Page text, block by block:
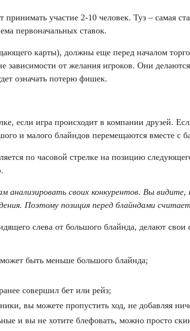
участие 2-10 человек. Туз – самая
первоначальных ставок.
карты), должны еще перед началом
от желания игроков. Они
означать потерю фишек.
если игра происходит в компании друзей.
и малого блайндов перемещаются вместе с
по часовой стрелке на позицию
своих конкурентов. Вы видите,
Поэтому позиция перед блайндами
слева от большого блайнда, делают свои
быть меньше большого блайнда;
совершил бет или рейз;
вы можете пропустить ход, не добавляя
и вы не хотите блефовать, можно просто